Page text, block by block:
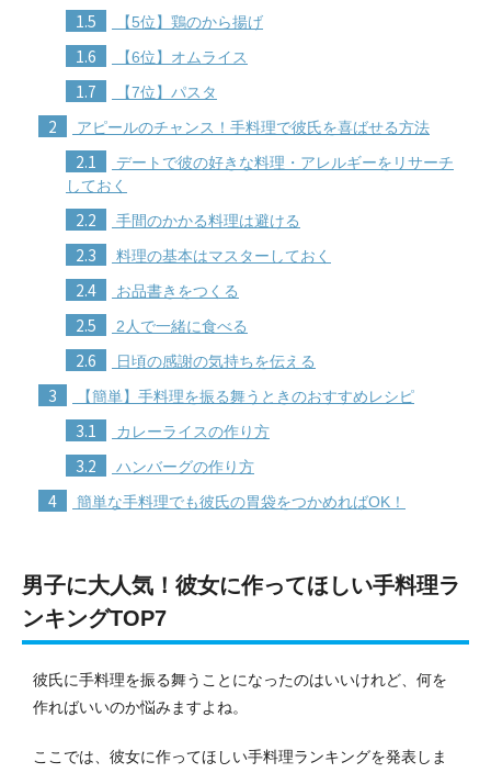
1.5 【5位】鶏のから揚げ
1.6 【6位】オムライス
1.7 【7位】パスタ
2 アピールのチャンス！手料理で彼氏を喜ばせる方法
2.1
デートで彼の好きな料理・アレルギーをリサーチ
しておく
2.2 手間のかかる料理は避ける
2.3 料理の基本はマスターしておく
2.4 お品書きをつくる
2.5 2人で一緒に食べる
2.6 日頃の感謝の気持ちを伝える
3 【簡単】手料理を振る舞うときのおすすめレシピ
3.1 カレーライスの作り方
3.2 ハンバーグの作り方
4 簡単な手料理でも彼氏の胃袋をつかめればOK！
男子に大人気！彼女に作ってほしい手料理ラ
ンキングTOP7
彼氏に手料理を振る舞うことになったのはいいけれど、何を
作ればいいのか悩みますよね。
ここでは、彼女に作ってほしい手料理ランキングを発表しま